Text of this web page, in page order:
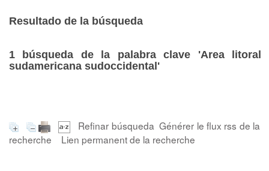
Resultado de la búsqueda
1 búsqueda de la palabra clave 'Area litoral
sudamericana sudoccidental'
Refinar búsqueda Générer le flux rss de la
recherche
Lien permanent de la recherche